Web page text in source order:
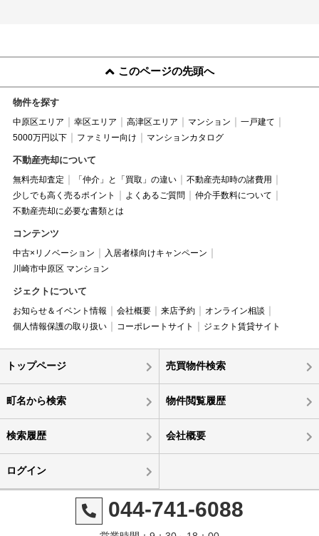
このページの先頭へ
物件を探す
中原区エリア 幸区エリア 高津区エリア マンション
一戸建て
5000万円以下
ファミリー向け マンションカタログ
不動産売却について
無料売却査定 「仲介」と「買取」の違い
不動産売却時の諸費用
少しでも高く売るポイント
よくあるご質問
仲介手数料について
不動産売却に必要な書類とは
コンテンツ
中古×リノベーション
入居者様向けキャンペーン
川崎市中原区 マンション
ジェクトについて
お知らせ＆イベント情報 会社概要 来店予約
オンライン相談
個人情報保護の取り扱い
コーポレートサイト ジェクト賃貸サイト
トップページ 売買物件検索
町名から検索 物件閲覧履歴
検索履歴 会社概要
ログイン
044-741-6088